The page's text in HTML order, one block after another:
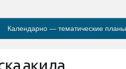
Календарно — тематические планы
ҳақида